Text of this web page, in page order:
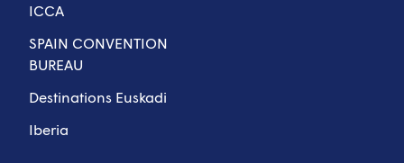
ICCA
SPAIN CONVENTION
BUREAU
Destinations Euskadi
Iberia